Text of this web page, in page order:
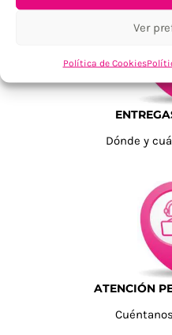
Ver
Política de Cookies
Dónde y
ATENCIÓN